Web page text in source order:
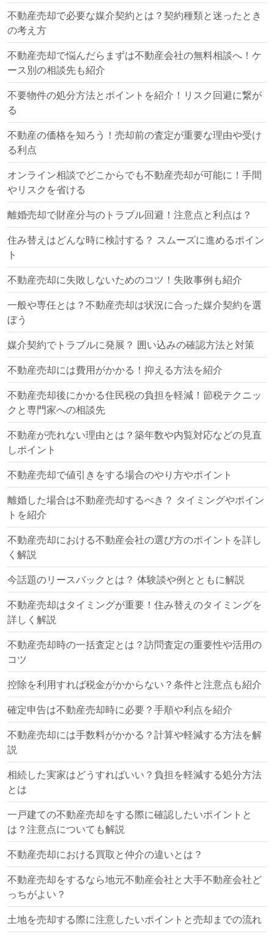
不動産売却で必要な媒介契約とは？契約種類と迷ったとき
の考え方
不動産売却で悩んだらまずは不動産会社の無料相談へ！ケ
ース別の相談先も紹介
不要物件の処分方法とポイントを紹介！リスク回避に繋が
る
不動産の価格を知ろう！売却前の査定が重要な理由や受け
る利点
オンライン相談でどこからでも不動産売却が可能に！手間
やリスクを省ける
離婚売却で財産分与のトラブル回避！注意点と利点は？
住み替えはどんな時に検討する？ スムーズに進めるポイン
ト
不動産売却に失敗しないためのコツ！失敗事例も紹介
一般や専任とは？不動産売却は状況に合った媒介契約を選
ぼう
媒介契約でトラブルに発展？ 囲い込みの確認方法と対策
不動産売却には費用がかかる！抑える方法を紹介
不動産売却後にかかる住民税の負担を軽減！節税テクニッ
クと専門家への相談先
不動産が売れない理由とは？築年数や内覧対応などの見直
しポイント
不動産売却で値引きをする場合のやり方やポイント
離婚した場合は不動産売却するべき？ タイミングやポイン
トを紹介
不動産売却における不動産会社の選び方のポイントを詳し
く解説
今話題のリースバックとは？ 体験談や例とともに解説
不動産売却はタイミングが重要！住み替えのタイミングを
詳しく解説
不動産売却時の一括査定とは？訪問査定の重要性や活用の
コツ
控除を利用すれば税金がかからない？条件と注意点も紹介
確定申告は不動産売却時に必要？手順や利点を紹介
不動産売却には手数料がかかる？計算や軽減する方法を解
説
相続した実家はどうすればいい？負担を軽減する処分方法
とは
一戸建ての不動産売却をする際に確認したいポイントと
は？注意点についても解説
不動産売却における買取と仲介の違いとは？
不動産売却をするなら地元不動産会社と大手不動産会社ど
っちがよい？
土地を売却する際に注意したいポイントと売却までの流れ